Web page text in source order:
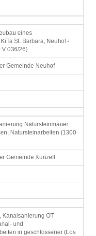
eines
St. Barbara, Neuhof -
V 036/26)
Gemeinde Neuhof
Natursteinmauer
Natursteinarbeiten (1300
Gemeinde Künzell
Kanalsanierung OT
und
in geschlossener (Los